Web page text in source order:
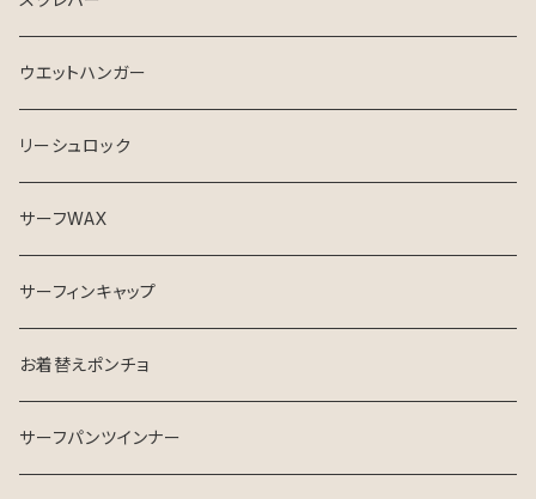
ウエットハンガー
リーシュロック
サーフWAX
サーフィンキャップ
お着替えポンチョ
サーフパンツインナー